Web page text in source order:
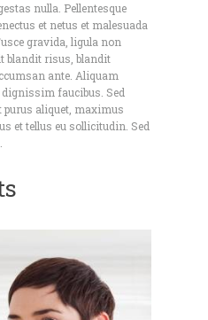
nulla. Pellentesque
et netus et malesuada
gravida, ligula non
blandit risus, blandit
ante. Aliquam
faucibus. Sed
aliquet, maximus
et tellus eu sollicitudin. Sed